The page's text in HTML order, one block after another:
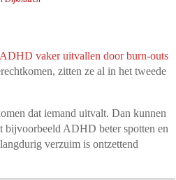
vaker uitvallen door burn-outs
zitten ze al in het tweede
dat iemand uitvalt. Dan kunnen
bijvoorbeeld ADHD beter spotten en
verzuim is ontzettend